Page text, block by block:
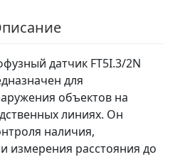
датчик FT5I.3/2N
для
объектов на
линиях. Он
наличия,
измерения расстояния до